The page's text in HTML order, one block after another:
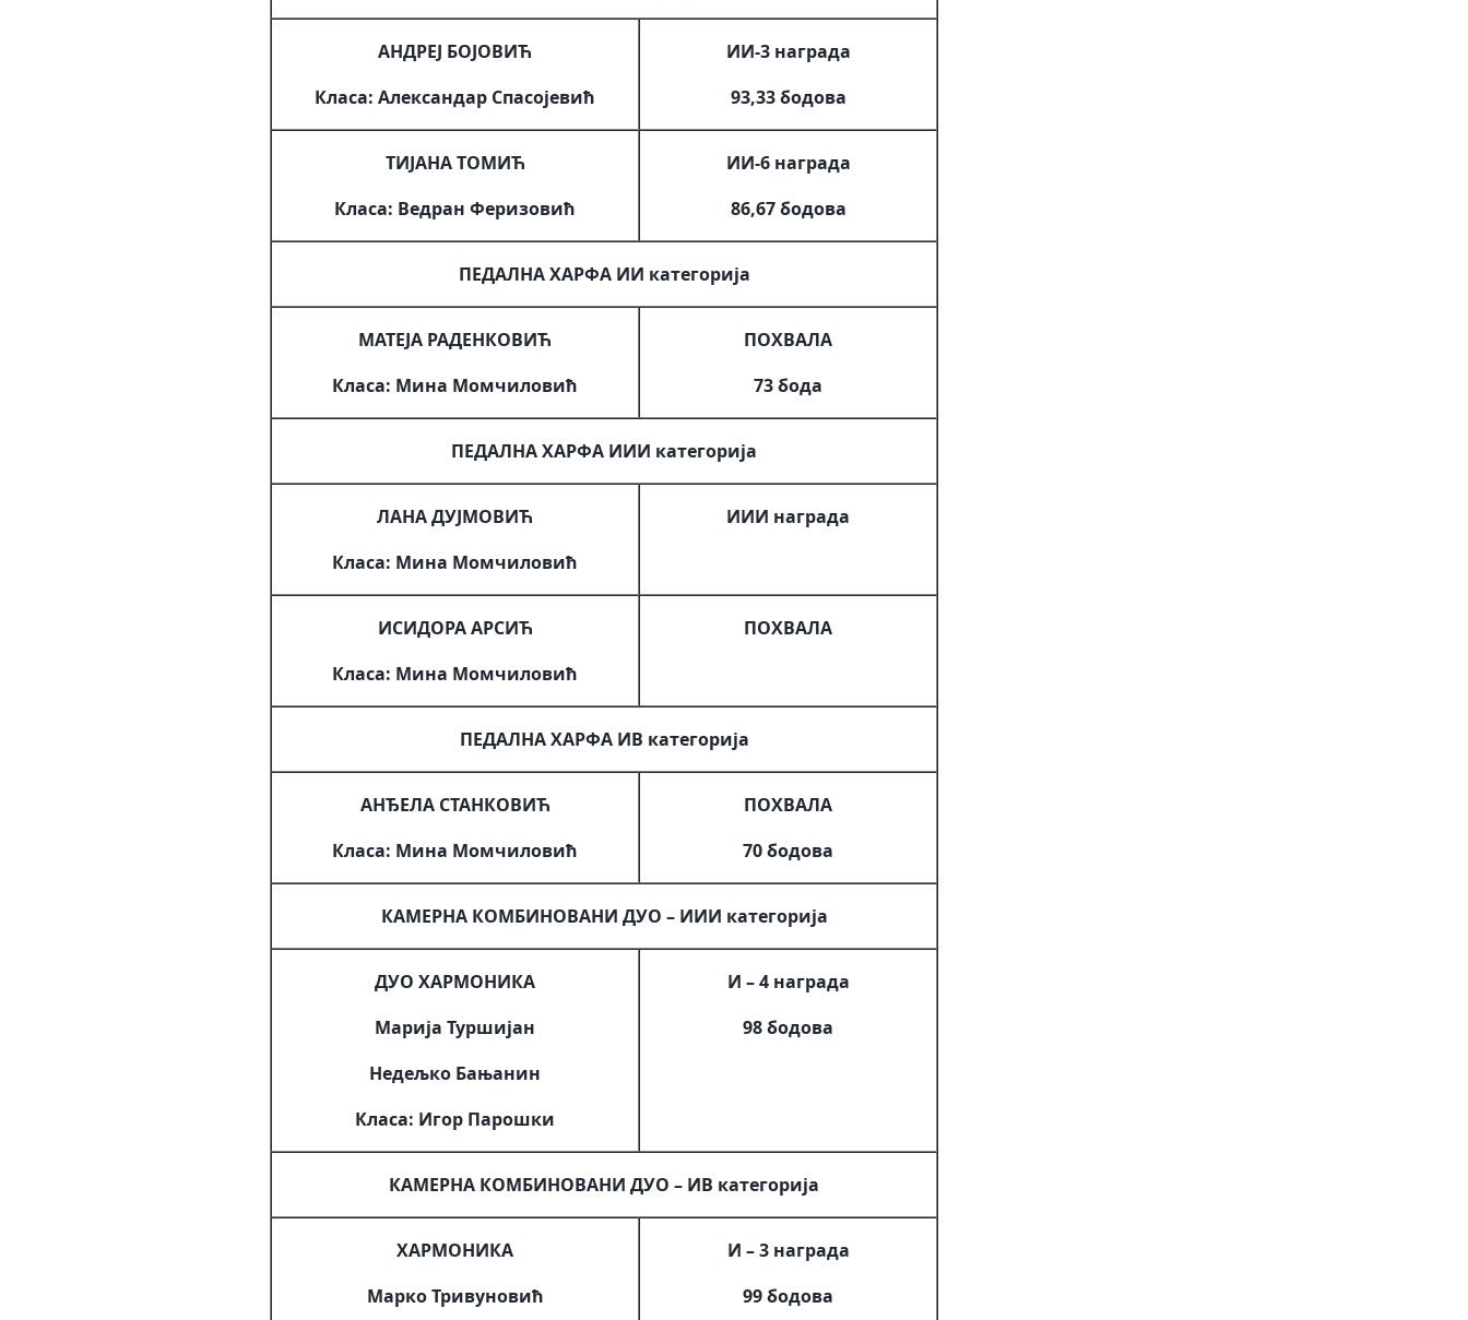
АНДРЕЈ БОЈОВИЋ
Класа: Александар Спасојевић
ИИ-3 награда
93,33 бодова
ТИЈАНА ТОМИЋ
Класа: Ведран Феризовић
ИИ-6 награда
86,67 бодова
ПЕДАЛНА ХАРФА ИИ категорија
МАТЕЈА РАДЕНКОВИЋ
Класа: Мина Момчиловић
ПОХВАЛА
73 бода
ПЕДАЛНА ХАРФА ИИИ категорија
ЛАНА ДУЈМОВИЋ
Класа: Мина Момчиловић
ИИИ награда
ИСИДОРА АРСИЋ
Класа: Мина Момчиловић
ПОХВАЛА
ПЕДАЛНА ХАРФА ИВ категорија
АНЂЕЛА СТАНКОВИЋ
Класа: Мина Момчиловић
ПОХВАЛА
70 бодова
КАМЕРНА КОМБИНОВАНИ ДУО – ИИИ категорија
ДУО ХАРМОНИКА
Марија Туршијан
Недељко Бањанин
Класа: Игор Парошки
И – 4 награда
98 бодова
КАМЕРНА КОМБИНОВАНИ ДУО – ИВ категорија
ХАРМОНИКА
Марко Тривуновић
И – 3 награда
99 бодова